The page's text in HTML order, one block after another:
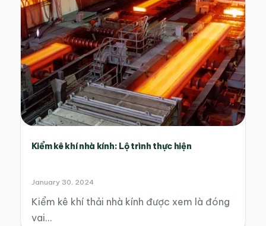
Kiểm kê khí nhà kính: Lộ trình thực hiện
January 30, 2024
Kiểm kê khí thải nhà kính được xem là đóng
vai…